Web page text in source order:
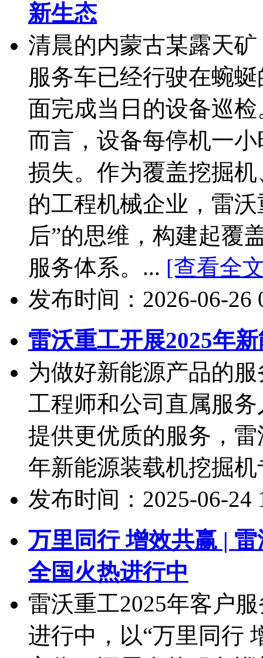
新生态
清晨的内蒙古某露天
服务车已经行驶在蜿
面完成当日的设备巡
而言，设备每停机一
损失。作为覆盖挖掘
的工程机械企业，雷
后”的思维，构建起覆
服务体系。... [查看全
发布时间：2026-06-26
雷沃重工开展2025年
为做好新能源产品的
工程师和公司直属服
提供更优质的服务，
年新能源装载机挖掘
发布时间：2025-06-24
万里同行 增效共赢 |
全国火热进行中
雷沃重工2025年客户
进行中，以“万里同行